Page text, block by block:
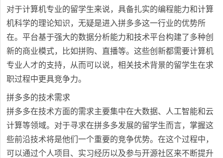
对于计算机专业的留学生来说，具备扎实的编程能力和计算
机科学的理论知识，无疑是进入拼多多这一行业的优势所
在。平台基于强大的数据分析能力和技术平台构建了多种创
新的商业模式，比如拼购、直播等。这些创新都需要计算机
专业人才的支持，从而可以说，相关技术背景的留学生在求
职过程中更具竞争力。
拼多多的技术需求
拼多多在技术方面的需求主要集中在大数据、人工智能和云
计算等领域。对于寻求在拼多多发展的留学生而言，掌握这
些前沿技术将是他们一个重要的竞争优势。在这个过程中，
可以通过个人项目、实习经历以及参与开源社区来不断提升